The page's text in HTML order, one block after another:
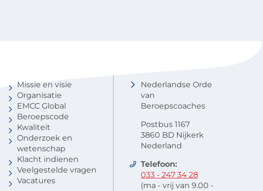
Missie en visie
Organisatie
EMCC Global
Beroepscode
Kwaliteit
Onderzoek en
wetenschap
Klacht indienen
Veelgestelde vragen
Vacatures
Nederlandse Orde
van
Beroepscoaches
Postbus 1167
3860 BD Nijkerk
Nederland
Telefoon:
033 - 247 34 28
(ma - vrij van 9.00 -